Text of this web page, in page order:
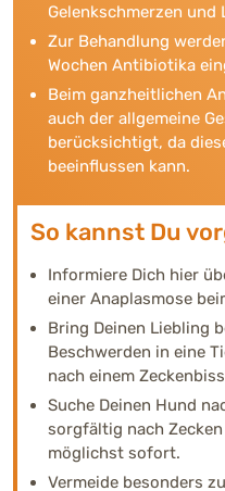
Gelenkschmerzen und
Zur Behandlung
Wochen Antibiotika
Beim ganzheitlichen
auch der allgemeine
berücksichtigt, da
beeinflussen kann.
So kannst Du
Informiere Dich hier
einer Anaplasmose
Bring Deinen Liebling
Beschwerden in eine
nach einem
Suche Deinen Hund
sorgfältig nach
möglichst sofort.
Vermeide besonders